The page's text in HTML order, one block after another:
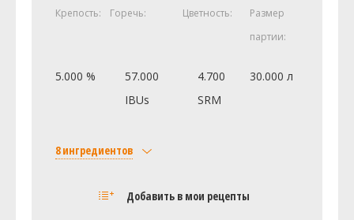
Добавить в мои рецепты
Крепость: Горечь: Цветность:
Размер
партии:
5.000 %
57.000
IBUs
4.700
SRM
30.000 л
8 ингредиентов
Курский солод Пшеничный